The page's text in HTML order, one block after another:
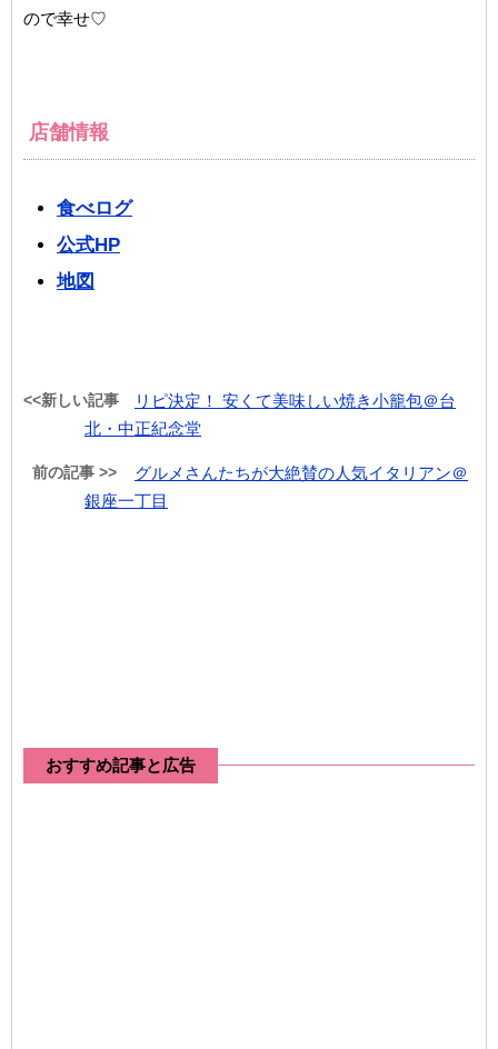
ので幸せ♡
店舗情報
食べログ
公式HP
地図
<<新しい記事
リピ決定！ 安くて美味しい焼き小籠包＠台
北・中正紀念堂
前の記事 >>
グルメさんたちが大絶賛の人気イタリアン＠
銀座一丁目
おすすめ記事と広告